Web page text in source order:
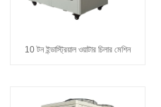
10 টন ইন্ডাস্ট্রিয়াল ওয়াটার চিলার মেশিন